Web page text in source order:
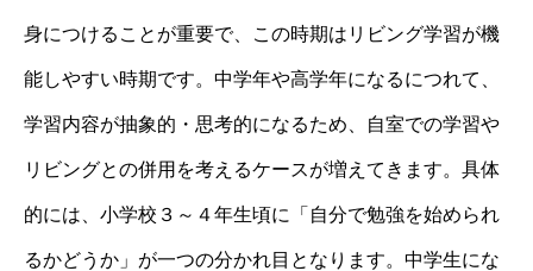
身につけることが重要で、この時期はリビング学習が機
能しやすい時期です。中学年や高学年になるにつれて、
学習内容が抽象的・思考的になるため、自室での学習や
リビングとの併用を考えるケースが増えてきます。具体
的には、小学校３～４年生頃に「自分で勉強を始められ
るかどうか」が一つの分かれ目となります。中学生にな